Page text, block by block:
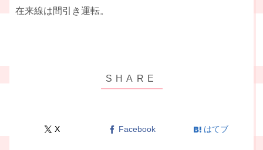
在来線は間引き運転。
X Facebook はてブ